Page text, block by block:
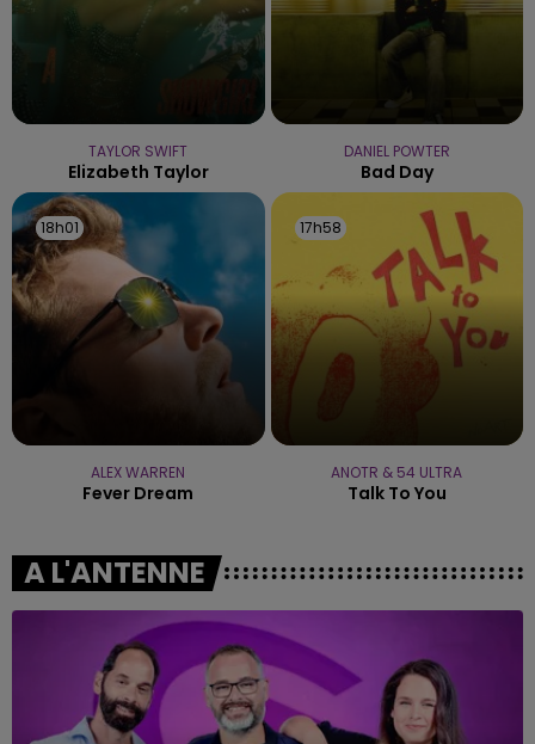
TAYLOR SWIFT
Elizabeth Taylor
DANIEL POWTER
Bad Day
18h01
18h01
ALEX WARREN
Fever Dream
17h58
17h58
ANOTR & 54 ULTRA
Talk To You
A L'ANTENNE